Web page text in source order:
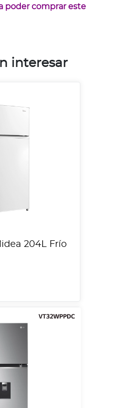
poder comprar este
interesar
204L Frío